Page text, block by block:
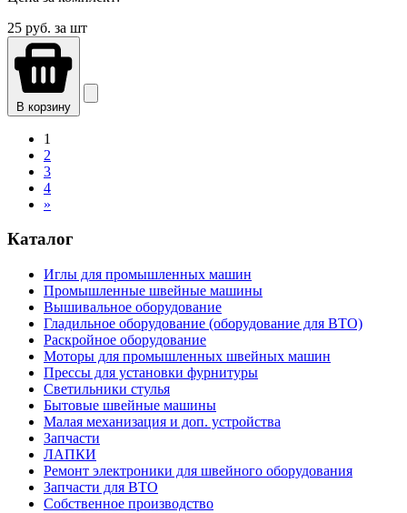
25 руб. за шт
В корзину
1
2
3
4
»
Каталог
Иглы для промышленных машин
Промышленные швейные машины
Вышивальное оборудование
Гладильное оборудование (оборудование для ВТО)
Раскройное оборудование
Моторы для промышленных швейных машин
Прессы для установки фурнитуры
Светильники стулья
Бытовые швейные машины
Малая механизация и доп. устройства
Запчасти
ЛАПКИ
Ремонт электроники для швейного оборудования
Запчасти для ВТО
Собственное производство